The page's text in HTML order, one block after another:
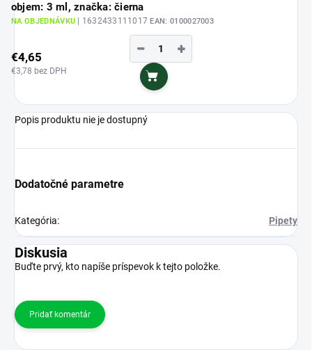
objem: 3 ml, značka: čierna
NA OBJEDNÁVKU | 1632433111017EAN: 0100027003
€4,65
€3,78 bez DPH
+
−
Do košíka
Popis produktu nie je dostupný
Dodatočné parametre
Kategória: Pipety
Diskusia
Buďte prvý, kto napíše príspevok k tejto položke.
Pridať komentár